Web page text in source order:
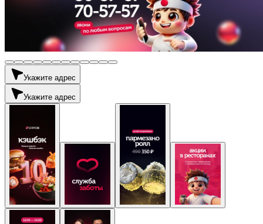
Укажите адрес
Укажите адрес